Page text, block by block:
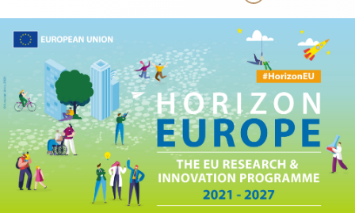
természeti csapások esetén kálium-ferrát
alkalmazásával a szakemberek már a helyszínen
gyorsan fertőtleníthetnék az ivóvizet.